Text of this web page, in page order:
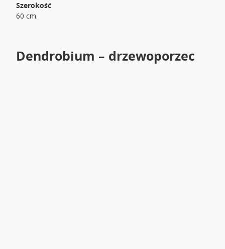
Szerokość
60 cm.
Dendrobium – drzewoporzec